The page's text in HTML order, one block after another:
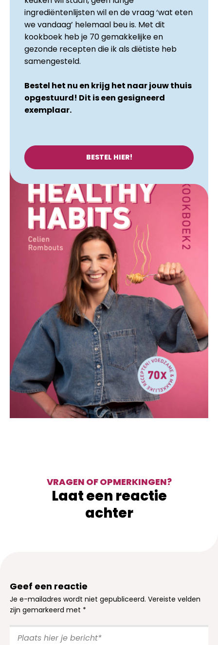
ingrediëntenlijsten wil en de vraag ‘wat eten
we vandaag’ helemaal beu is. Met dit
kookboek heb je 70 gemakkelijke en
gezonde recepten die ik als diëtiste heb
samengesteld.
Bestel het nu en krijg het naar jouw thuis
opgestuurd! Dit is een gesigneerd
exemplaar.
BESTEL HIER!
VRAGEN OF OPMERKINGEN?
Laat een reactie
achter
Geef een reactie
Je e-mailadres wordt niet gepubliceerd. Vereiste velden
zijn gemarkeerd met *